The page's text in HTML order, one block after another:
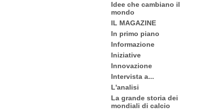
Idee che cambiano il
mondo
IL MAGAZINE
In primo piano
Informazione
Iniziative
Innovazione
Intervista a...
L'analisi
La grande storia dei
mondiali di calcio